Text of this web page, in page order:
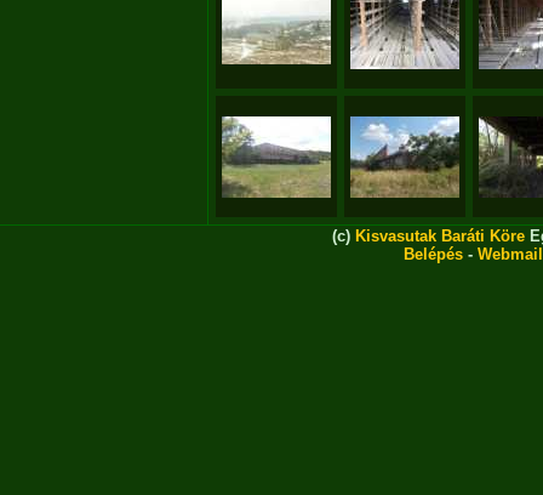
(c) Kisvasutak Baráti Köre
Belépés - Webmail